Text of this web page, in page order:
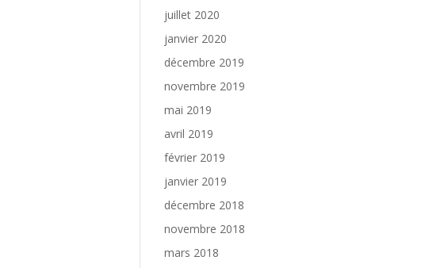
juillet 2020
janvier 2020
décembre 2019
novembre 2019
mai 2019
avril 2019
février 2019
janvier 2019
décembre 2018
novembre 2018
mars 2018